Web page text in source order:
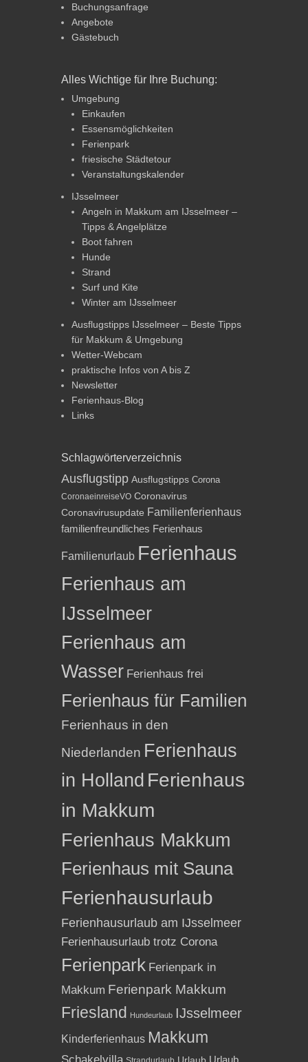
Buchungsanfrage
Angebote
Gästebuch
Alles Wichtige für Ihre Buchung:
Umgebung
Einkaufen
Essensmöglichkeiten
Ferienpark
friesische Städtetour
Veranstaltungskalender
IJsselmeer
Angeln in Makkum am IJsselmeer –
Tipps & Angelplätze
Boot fahren
Hunde
Strand
Surf und Kite
Winter am IJsselmeer
Ausflugstipps IJsselmeer – Beste Tipps
für Makkum & Umgebung
Wetter-Webcam
praktische Infos von A bis Z
Newsletter
Ferienhaus-Blog
Links
Schlagwörterverzeichnis
Ausflugstipp Ausflugstipps Corona
CoronaeinreiseVO Coronavirus
Coronavirusupdate Familienferienhaus
familienfreundliches Ferienhaus
Familienurlaub Ferienhaus
Ferienhaus am
IJsselmeer
Ferienhaus am
Wasser Ferienhaus frei
Ferienhaus für Familien
Ferienhaus in den
Niederlanden Ferienhaus
in Holland Ferienhaus
in Makkum
Ferienhaus Makkum
Ferienhaus mit Sauna
Ferienhausurlaub
Ferienhausurlaub am IJsselmeer
Ferienhausurlaub trotz Corona
Ferienpark Ferienpark in
Makkum Ferienpark Makkum
Friesland Hundeurlaub IJsselmeer
Kinderferienhaus Makkum
Schakelvilla Strandurlaub Urlaub Urlaub